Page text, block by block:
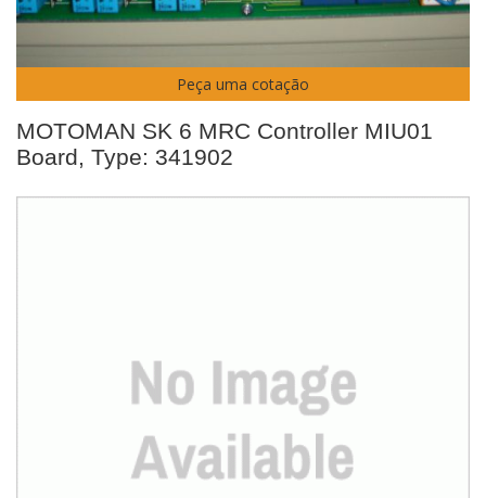
Peça uma cotação
MOTOMAN SK 6 MRC Controller MIU01
Board, Type: 341902